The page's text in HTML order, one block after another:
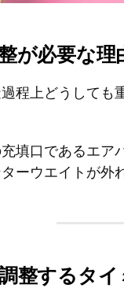
が必要な理
程上どうして
填口であるエ
ーウエイトが外
整するタイ